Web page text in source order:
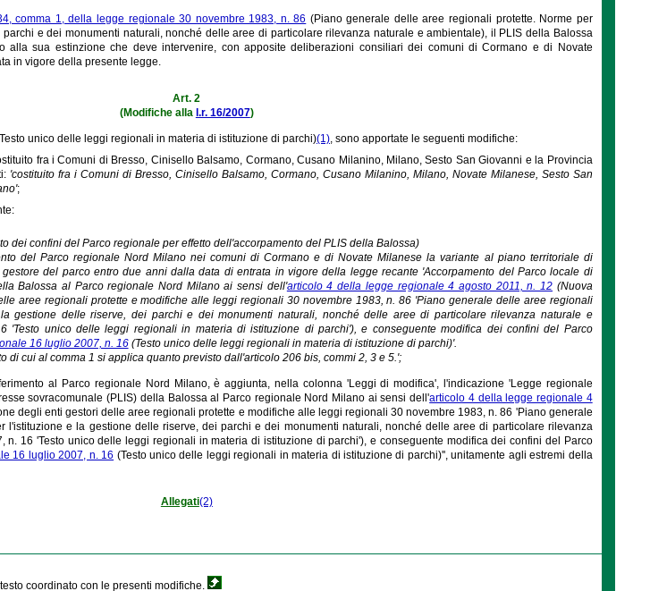
comma 1, della legge regionale 30 novembre 1983, n. 86 (Piano generale delle aree regionali protette. Norme per
e dei monumenti naturali, nonché delle aree di particolare rilevanza naturale e ambientale), il PLIS della Balossa
alla sua estinzione che deve intervenire, con apposite deliberazioni consiliari dei comuni di Cormano e di Novate
in vigore della presente legge.
Art. 2
(Modifiche alla l.r. 16/2007)
unico delle leggi regionali in materia di istituzione di parchi)(1), sono apportate le seguenti modifiche:
fra i Comuni di Bresso, Cinisello Balsamo, Cormano, Cusano Milanino, Milano, Sesto San Giovanni e la Provincia
'costituito fra i Comuni di Bresso, Cinisello Balsamo, Cormano, Cusano Milanino, Milano, Novate Milanese, Sesto San
;
dei confini del Parco regionale per effetto dell'accorpamento del PLIS della Balossa)
del Parco regionale Nord Milano nei comuni di Cormano e di Novate Milanese la variante al piano territoriale di
del parco entro due anni dalla data di entrata in vigore della legge recante 'Accorpamento del Parco locale di
Balossa al Parco regionale Nord Milano ai sensi dell'articolo 4 della legge regionale 4 agosto 2011, n. 12 (Nuova
aree regionali protette e modifiche alle leggi regionali 30 novembre 1983, n. 86 'Piano generale delle aree regionali
gestione delle riserve, dei parchi e dei monumenti naturali, nonché delle aree di particolare rilevanza naturale e
'Testo unico delle leggi regionali in materia di istituzione di parchi'), e conseguente modifica dei confini del Parco
16 luglio 2007, n. 16(Testo unico delle leggi regionali in materia di istituzione di parchi)'.
di cui al comma 1 si applica quanto previsto dall'articolo 206 bis, commi 2, 3 e 5.';
al Parco regionale Nord Milano, è aggiunta, nella colonna 'Leggi di modifica', l'indicazione 'Legge regionale
sovracomunale (PLIS) della Balossa al Parco regionale Nord Milano ai sensi dell'articolo 4 della legge regionale 4
degli enti gestori delle aree regionali protette e modifiche alle leggi regionali 30 novembre 1983, n. 86 'Piano generale
l'istituzione e la gestione delle riserve, dei parchi e dei monumenti naturali, nonché delle aree di particolare rilevanza
n. 16 'Testo unico delle leggi regionali in materia di istituzione di parchi'), e conseguente modifica dei confini del Parco
16 luglio 2007, n. 16 (Testo unico delle leggi regionali in materia di istituzione di parchi)'', unitamente agli estremi della
Allegati(2)
coordinato con le presenti modifiche.